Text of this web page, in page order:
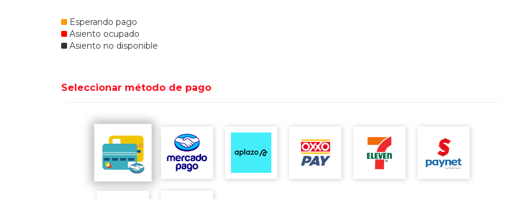
Esperando pago
Asiento ocupado
Asiento no disponible
Seleccionar método de pago